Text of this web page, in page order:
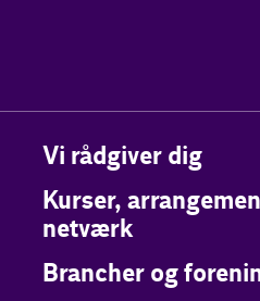
Vi rådgiver dig
Kurser,
netværk
Brancher og